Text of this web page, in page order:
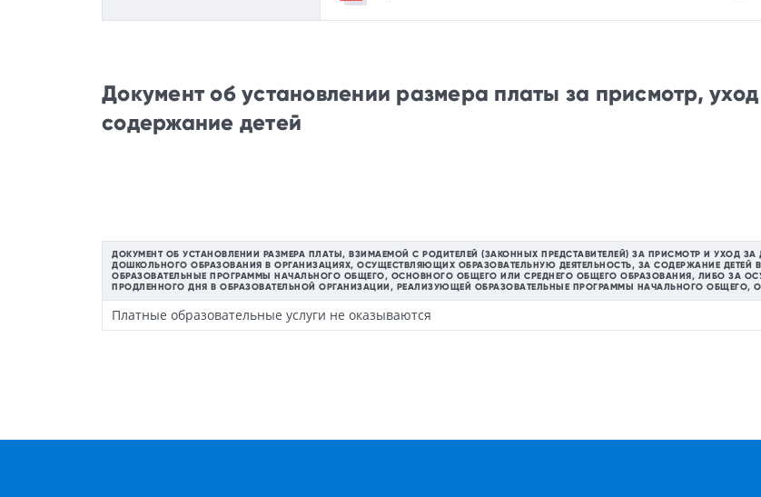
Документ об установлении размера платы за присмотр,
содержание детей
ДОКУМЕНТ ОБ УСТАНОВЛЕНИИ РАЗМЕРА ПЛАТЫ, ВЗИМАЕМОЙ С РОДИТЕЛЕЙ (ЗАКОННЫХ ПРЕДСТАВИТЕЛЕЙ) ЗА ПРИСМОТР И УХОД
ДОШКОЛЬНОГО ОБРАЗОВАНИЯ В ОРГАНИЗАЦИЯХ, ОСУЩЕСТВЛЯЮЩИХ ОБРАЗОВАТЕЛЬНУЮ ДЕЯТЕЛЬНОСТЬ, ЗА СОДЕРЖАНИЕ ДЕТЕЙ
ОБРАЗОВАТЕЛЬНЫЕ ПРОГРАММЫ НАЧАЛЬНОГО ОБЩЕГО, ОСНОВНОГО ОБЩЕГО ИЛИ СРЕДНЕГО ОБЩЕГО ОБРАЗОВАНИЯ, ЛИБО ЗА
ПРОДЛЕННОГО ДНЯ В ОБРАЗОВАТЕЛЬНОЙ ОРГАНИЗАЦИИ, РЕАЛИЗУЮЩЕЙ ОБРАЗОВАТЕЛЬНЫЕ ПРОГРАММЫ НАЧАЛЬНОГО
Платные образовательные услуги не оказываются